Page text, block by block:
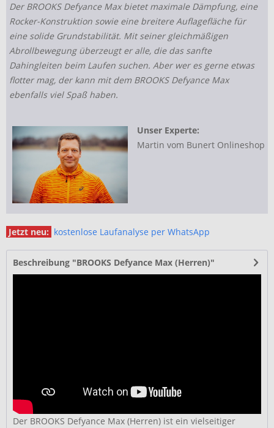
Der BROOKS Defyance Max bietet maximale Dämpfung, eine
Rocker-Konstruktion sowie eine breitere Auflagefläche für
eine solide Grundstabilität. Mit seiner gleichmäßigen
Abrollbewegung überzeugt er alle, die das sanfte
Dahingleiten beim Laufen suchen. Aber wer es gerne etwas
flotter mag, der kann mit dem BROOKS Defyance Max
ebenfalls viel Spaß haben.
Unser Experte:
Martin vom Bunert Onlineshop
Jetzt neu: kostenlose Laufanalyse per WhatsApp
Beschreibung "BROOKS Defyance Max (Herren)"
Der BROOKS Defyance Max (Herren) ist ein vielseitiger